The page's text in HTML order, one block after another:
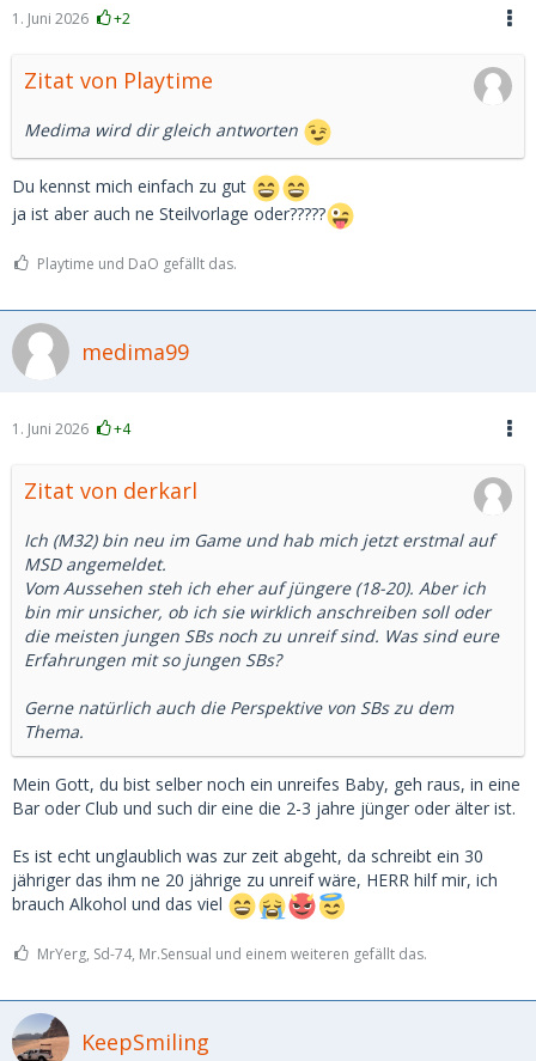
1. Juni 2026 +2
Zitat von Playtime
Medima wird dir gleich antworten
Du kennst mich einfach zu gut
ja ist aber auch ne Steilvorlage oder?????
Playtime und DaO gefällt das.
medima99
1. Juni 2026 +4
Zitat von derkarl
Ich (M32) bin neu im Game und hab mich jetzt erstmal auf
MSD angemeldet.
Vom Aussehen steh ich eher auf jüngere (18-20). Aber ich
bin mir unsicher, ob ich sie wirklich anschreiben soll oder
die meisten jungen SBs noch zu unreif sind. Was sind eure
Erfahrungen mit so jungen SBs?
Gerne natürlich auch die Perspektive von SBs zu dem
Thema.
Mein Gott, du bist selber noch ein unreifes Baby, geh raus, in eine
Bar oder Club und such dir eine die 2-3 jahre jünger oder älter ist.
Es ist echt unglaublich was zur zeit abgeht, da schreibt ein 30
jähriger das ihm ne 20 jährige zu unreif wäre, HERR hilf mir, ich
brauch Alkohol und das viel
MrYerg, Sd-74, Mr.Sensual und einem weiteren gefällt das.
KeepSmiling